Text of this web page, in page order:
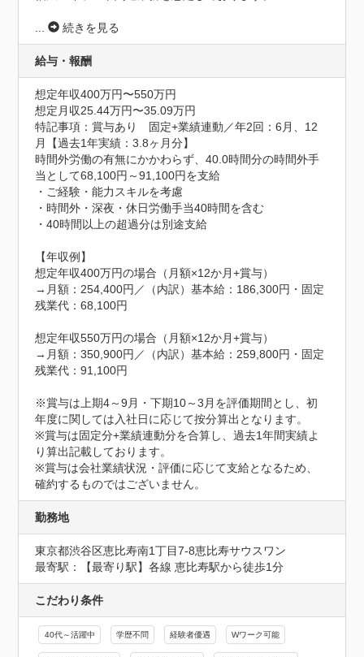
... 続きを見る
給与・報酬
想定年収400万円〜550万円
想定月収25.44万円〜35.09万円
特記事項：賞与あり　固定+業績連動／年2回：6月、12
月【過去1年実績：3.8ヶ月分】
時間外労働の有無にかかわらず、40.0時間分の時間外手
当として68,100円～91,100円を支給
・ご経験・能力スキルを考慮
・時間外・深夜・休日労働手当40時間を含む
・40時間以上の超過分は別途支給
【年収例】
想定年収400万円の場合（月額×12か月+賞与）
→月額：254,400円／（内訳）基本給：186,300円・固定
残業代：68,100円
想定年収550万円の場合（月額×12か月+賞与）
→月額：350,900円／（内訳）基本給：259,800円・固定
残業代：91,100円
※賞与は上期4～9月・下期10～3月を評価期間とし、初
年度に関しては入社日に応じて按分算出となります。
※賞与は固定分+業績連動分を合算し、過去1年間実績よ
り算出記載しております。
※賞与は会社業績状況・評価に応じて支給となるため、
確約するものではございません。
勤務地
東京都渋谷区恵比寿南1丁目7-8恵比寿サウスワン
最寄駅：【最寄り駅】各線 恵比寿駅から徒歩1分
こだわり条件
40代～活躍中 学歴不問 経験者優遇 Wワーク可能